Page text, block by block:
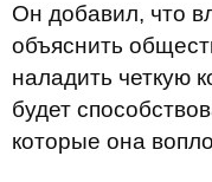
Он добавил, что
объяснить
наладить четкую
будет
которые она